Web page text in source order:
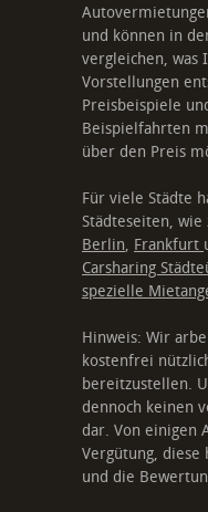
und können in
vergleichen, was
Vorstellungen
Preisbeispiele
Beispielfahrten
über den Preis
Für viele Städte
Städteseiten, wie
Berlin, Frankfurt
Carsharing
spezielle
Hinweis: Wir
kostenfrei
bereitzustellen.
dennoch keinen
dar. Von einigen
Vergütung, diese
und die